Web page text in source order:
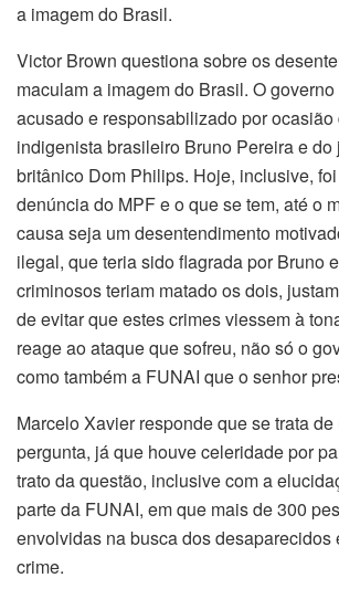
a imagem do Brasil.
Victor Brown questiona sobre os
maculam a imagem do Brasil. O
acusado e responsabilizado por ocasião
indigenista brasileiro Bruno Pereira e do
britânico Dom Philips. Hoje, inclusive,
denúncia do MPF e o que se tem, até o
causa seja um desentendimento
ilegal, que teria sido flagrada por Bruno
criminosos teriam matado os dois,
de evitar que estes crimes viessem à
reage ao ataque que sofreu, não só o
como também a FUNAI que o senhor
Marcelo Xavier responde que se trata
pergunta, já que houve celeridade por
trato da questão, inclusive com a
parte da FUNAI, em que mais de 300
envolvidas na busca dos desaparecidos
crime.